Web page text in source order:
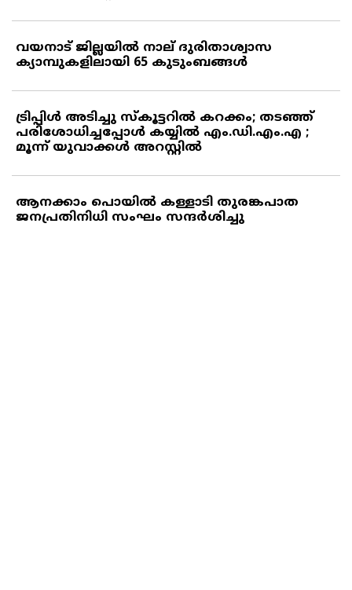
വയനാട് ജില്ലയില്‍ നാല് ദുരിതാശ്വാസ
ക്യാമ്പുകളിലായി 65 കുടുംബങ്ങള്‍
ട്രിപ്പിള്‍ അടിച്ചു സ്‌കൂട്ടറില്‍ കറക്കം; തടഞ്ഞ്
പരിശോധിച്ചപ്പോള്‍ കയ്യില്‍ എം.ഡി.എം.എ ;
മൂന്ന് യുവാക്കള്‍ അറസ്റ്റില്‍
ആനക്കാം പൊയില്‍ കള്ളാടി തുരങ്കപാത
ജനപ്രതിനിധി സംഘം സന്ദര്‍ശിച്ചു